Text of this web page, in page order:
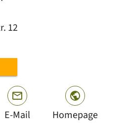
oder Sie besuchen in
Reichenbach den
hier in Freiamt
schlagen. Auf dem
Hausbergs Hünersedel
bis in die
den Nord- sowie den
12
E-Mail Homepage